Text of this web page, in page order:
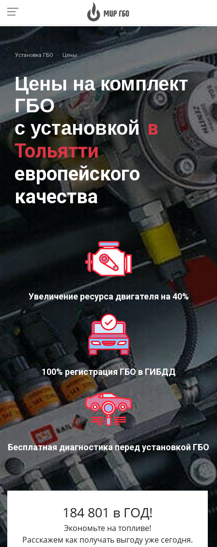
Установка ГБО Цены
Цены на комплект
ГБО
с установкой в
Тольятти
европейского
качества
Увеличение ресурса двигателя на 40%
100% регистрация ГБО в ГИБДД
Бесплатная диагностика перед установкой ГБО
184 801 в ГОД!
Экономьте на топливе!
Расскажем как получать выгоду уже сегодня.